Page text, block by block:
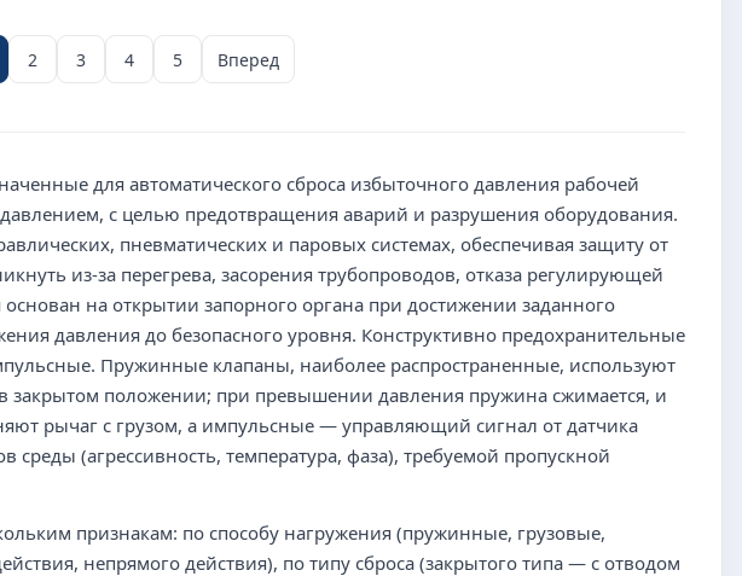
2 3 4 5 Вперед
для автоматического сброса избыточного давления рабочей
с целью предотвращения аварий и разрушения оборудования.
пневматических и паровых системах, обеспечивая защиту от
из-за перегрева, засорения трубопроводов, отказа регулирующей
на открытии запорного органа при достижении заданного
давления до безопасного уровня. Конструктивно предохранительные
Пружинные клапаны, наиболее распространенные, используют
закрытом положении; при превышении давления пружина сжимается, и
рычаг с грузом, а импульсные — управляющий сигнал от датчика
среды (агрессивность, температура, фаза), требуемой пропускной
признакам: по способу нагружения (пружинные, грузовые,
непрямого действия), по типу сброса (закрытого типа — с отводом